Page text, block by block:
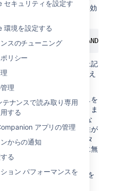
セキュリティを設定す
環境を設定する
スのチューニング
リシー
理
テナンスで読み取り専用
する
アプリの管理
からの通知
る
ョン パフォーマンスを
メールアーカイブ機能を無効
トを削除してもよければ、上記
*」を「DELETE」に書き換え
すると、テストインスタンスを
ルの送受信は行われなくなりま
にプラグイン（SQL マクロな
ステムにアクセスする可能性が
てください。テスト インスタ
れらのプラグインを速やかに無
ます。
ーバーの開発者 ライセンスを
詳細を更新します。